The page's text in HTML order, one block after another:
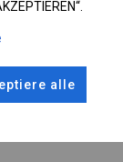
mm alle